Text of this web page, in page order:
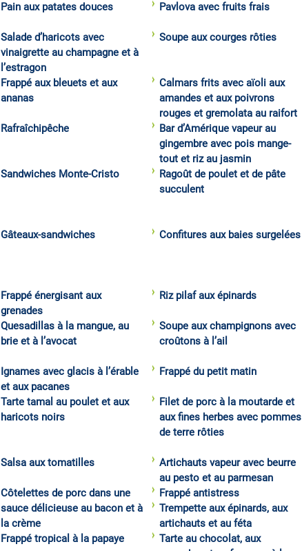
Pain aux patates douces
Pavlova avec fruits frais
Salade d’haricots avec
vinaigrette au champagne et à
l’estragon
Soupe aux courges rôties
Frappé aux bleuets et aux
ananas
Calmars frits avec aïoli aux
amandes et aux poivrons
rouges et gremolata au raifort
Rafraîchipêche
Bar d’Amérique vapeur au
gingembre avec pois mange-
tout et riz au jasmin
Sandwiches Monte-Cristo
Ragoût de poulet et de pâte
succulent
Gâteaux-sandwiches
Confitures aux baies surgelées
Frappé énergisant aux
grenades
Riz pilaf aux épinards
Quesadillas à la mangue, au
brie et à l’avocat
Soupe aux champignons avec
croûtons à l’ail
Ignames avec glacis à l’érable
et aux pacanes
Frappé du petit matin
Tarte tamal au poulet et aux
haricots noirs
Filet de porc à la moutarde et
aux fines herbes avec pommes
de terre rôties
Salsa aux tomatilles
Artichauts vapeur avec beurre
au pesto et au parmesan
Côtelettes de porc dans une
sauce délicieuse au bacon et à
la crème
Frappé antistress
Trempette aux épinards, aux
artichauts et au féta
Frappé tropical à la papaye
Tarte au chocolat, aux